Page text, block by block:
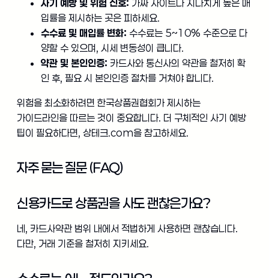
사기 예방 및 위험 신호: 가짜 사이트나 지나치게 높은 매
입률을 제시하는 곳은 피하세요.
수수료 및 매입률 변화: 수수료는 5~10% 수준으로 다
양할 수 있으며, 시세 변동성이 큽니다.
약관 및 본인인증: 카드사와 통신사의 약관을 철저히 확
인 후, 필요 시 본인인증 절차를 거쳐야 합니다.
위험을 최소화하려면 한국상품권협회가 제시하는
가이드라인을 따르는 것이 중요합니다. 더 구체적인 사기 예방
팁이 필요하다면, 상테크.com을 참고하세요.
자주 묻는 질문 (FAQ)
신용카드로 상품권을 사도 괜찮은가요?
네, 카드사약관 범위 내에서 적법하게 사용하면 괜찮습니다.
다만, 거래 기준을 철저히 지키세요.